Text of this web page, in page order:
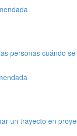
personas cuándo
un trayecto en